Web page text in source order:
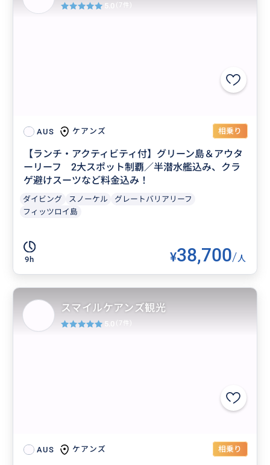
AUS ケアンズ 相乗り
【ランチ・アクティビティ付】グリーン島＆アウタ
ーリーフ 2大スポット制覇／半潜水艦込み、クラ
ゲ避けスーツなど料金込み！
ダイビング スノーケル
グレートバリアリーフ
フィッツロイ島
9h ¥38,700/人
5.0 (7件)
AUS ケアンズ 相乗り
スマイルケアンズ観光
5.0 (7件)